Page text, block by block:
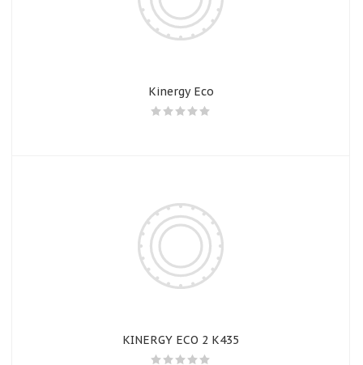
Kinergy Eco
KINERGY ECO 2 K435